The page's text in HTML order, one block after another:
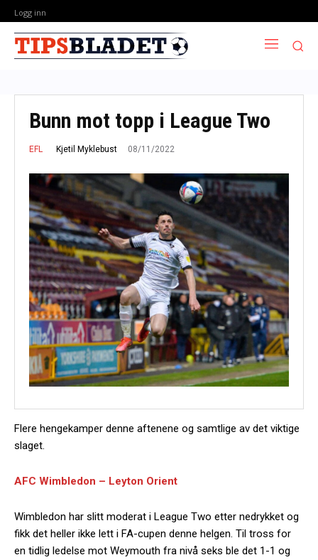
Logg inn
Bunn mot topp i League Two
EFL Kjetil Myklebust 08/11/2022
Flere hengekamper denne aftenene og samtlige av det viktige
slaget.
AFC Wimbledon – Leyton Orient
Wimbledon har slitt moderat i League Two etter nedrykket og
fikk det heller ikke lett i FA-cupen denne helgen. Til tross for
en tidlig ledelse mot Weymouth fra nivå seks ble det 1-1 og